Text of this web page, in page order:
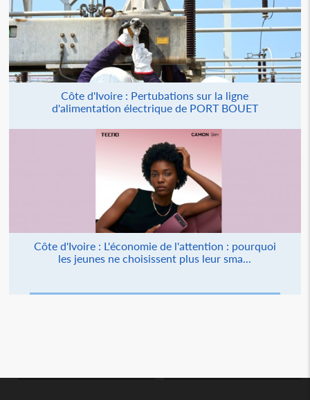
Côte d'Ivoire : Pertubations sur la ligne
d'alimentation électrique de PORT BOUET
Côte d'Ivoire : L'économie de l'attention : pourquoi
les jeunes ne choisissent plus leur sma...